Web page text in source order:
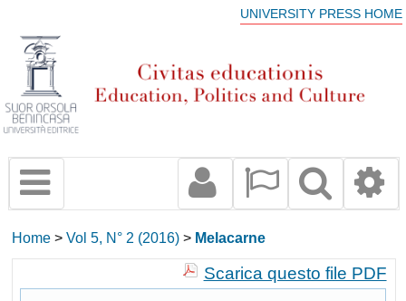
UNIVERSITY PRESS HOME
Home >Vol 5, N° 2 (2016) > Melacarne
Scarica questo file PDF